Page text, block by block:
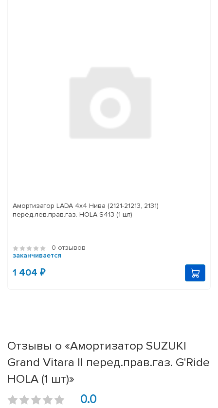
Амортизатор LADA 4x4 Нива (2121-21213, 2131)
перед.лев.прав.газ. HOLA S413 (1 шт)
0 отзывов
заканчивается
1 404 ₽
Отзывы о «Амортизатор SUZUKI
Grand Vitara II перед.прав.газ. G'Ride
HOLA (1 шт)»
0.0